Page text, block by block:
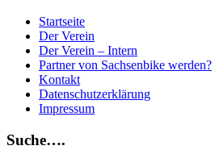
Startseite
Der Verein
Der Verein – Intern
Partner von Sachsenbike werden?
Kontakt
Datenschutzerklärung
Impressum
Suche….